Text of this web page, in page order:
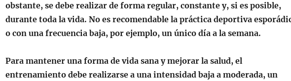
obstante, se debe realizar de forma regular, constante y, si es posible,
durante toda la vida. No es recomendable la práctica deportiva
o con una frecuencia baja, por ejemplo, un único día a la semana.
Para mantener una forma de vida sana y mejorar la salud, el
entrenamiento debe realizarse a una intensidad baja a moderada, un